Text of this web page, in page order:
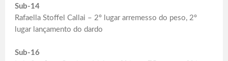
Sub-14
Rafaella Stoffel Callai – 2º lugar arremesso do peso, 2º
lugar lançamento do dardo
Sub-16